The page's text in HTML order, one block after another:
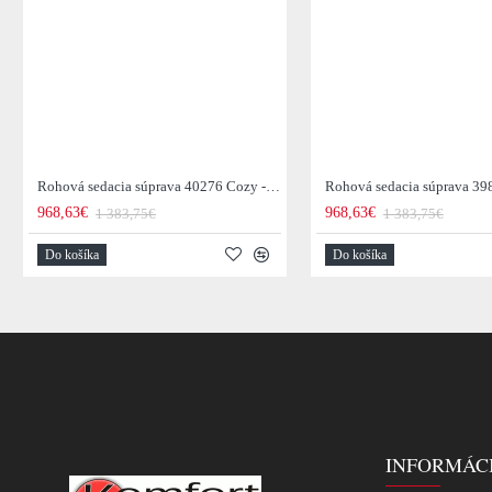
Rohová sedacia súprava 40276 Cozy - Zamat starorúžová
968,63€ 1 383,75€
Do košíka
968,63€ 1 383,75€
Do košíka